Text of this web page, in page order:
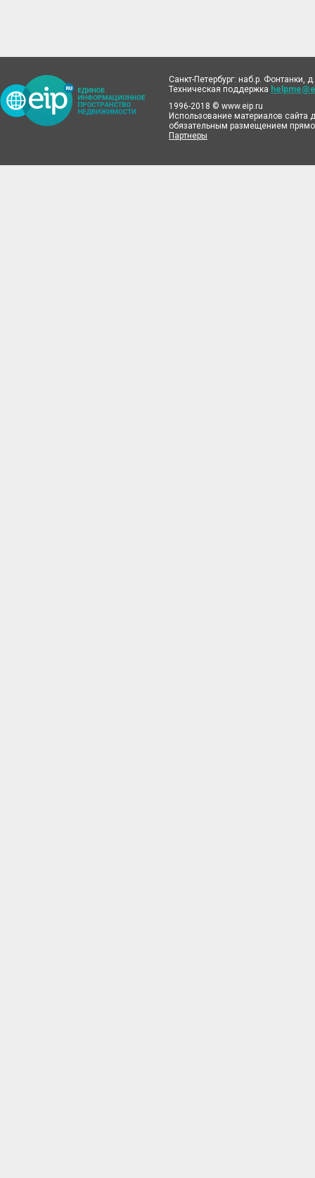
Санкт-Петербург: наб.р. Фонтанки,
Техническая поддержка
1996-2018 © www.eip.ru
Использование материалов сайта
обязательным размещением
Партнеры